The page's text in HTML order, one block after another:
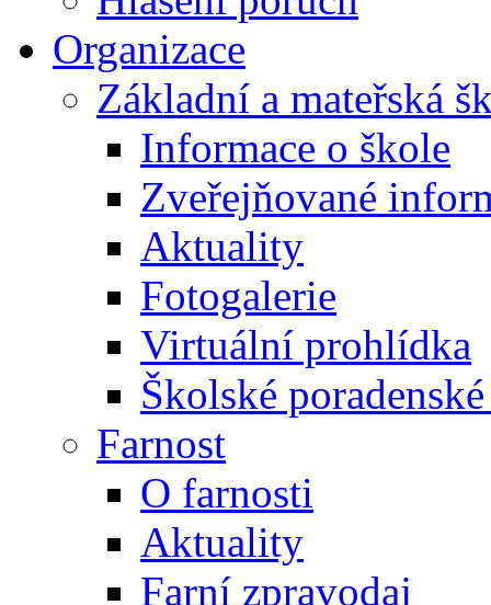
Organizace
Základní a mateřská
Informace o škole
Zveřejňované
Aktuality
Fotogalerie
Virtuální prohlídka
Školské
Farnost
O farnosti
Aktuality
Farní zpravodaj